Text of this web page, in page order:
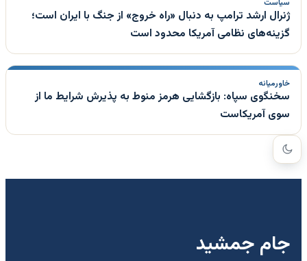
سیاست
ژنرال ارشد ترامپ به دنبال «راه خروج» از جنگ با ایران است؛
گزینه‌های نظامی آمریکا محدود است
خاورمیانه
سخنگوی سپاه: بازگشایی هرمز منوط به پذیرش شرایط ما از
سوی آمریکاست
جام جمشید